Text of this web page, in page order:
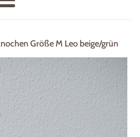
Menü
Größe M Leo beige/grün